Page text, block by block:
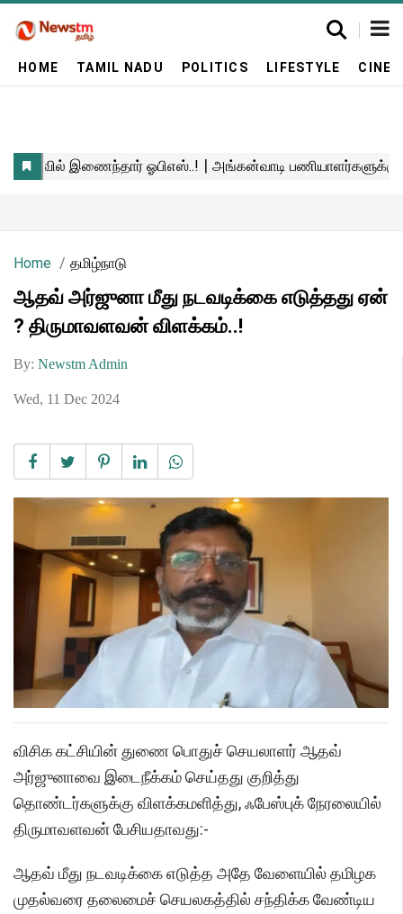
HOME TAMIL NADU POLITICS LIFESTYLE
Home தமிழ்நாடு
ஆதவ் அர்ஜுனா மீது நடவடிக்கை எடுத்தது ஏன்
? திருமாவளவன் விளக்கம்..!
By: Newstm Admin
Wed, 11 Dec 2024
விசிக கட்சியின் துணை பொதுச் செயலாளர் ஆதவ்
அர்ஜுனாவை இடைநீக்கம் செய்தது குறித்து
தொண்டர்களுக்கு விளக்கமளித்து, ஃபேஸ்புக் நேரலையில்
திருமாவளவன் பேசியதாவது:-
ஆதவ் மீது நடவடிக்கை எடுத்த அதே வேளையில் தமிழக
முதல்வரை தலைமைச் செயலகத்தில் சந்திக்க வேண்டிய